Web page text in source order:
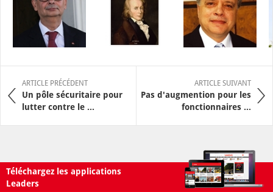
ARTICLE PRÉCÉDENT
Un pôle sécuritaire pour
lutter contre le ...
ARTICLE SUIVANT
Pas d'augmention pour les
fonctionnaires ...
Téléchargez les applications
Leaders